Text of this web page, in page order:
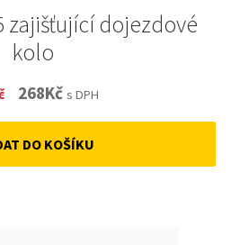
zajišťující dojezdové
kolo
Original
price
was:
268KčCurrent
price
is:
s DPH
DO KOŠÍKU